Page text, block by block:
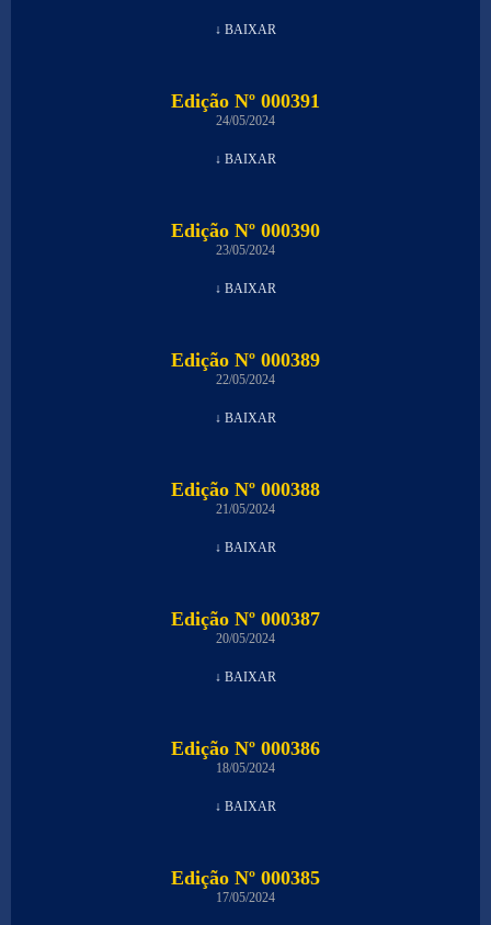
↓ BAIXAR
Edição Nº 000391
24/05/2024
↓ BAIXAR
Edição Nº 000390
23/05/2024
↓ BAIXAR
Edição Nº 000389
22/05/2024
↓ BAIXAR
Edição Nº 000388
21/05/2024
↓ BAIXAR
Edição Nº 000387
20/05/2024
↓ BAIXAR
Edição Nº 000386
18/05/2024
↓ BAIXAR
Edição Nº 000385
17/05/2024